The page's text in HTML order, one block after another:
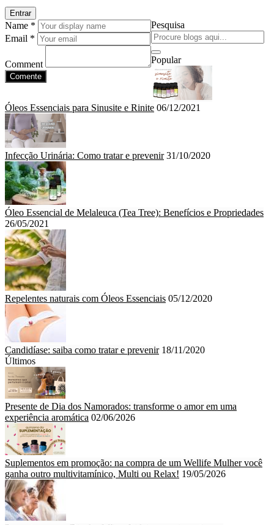
Entrar
Name *
Email *
Comment
Comente
Pesquisa
Popular
Óleos Essenciais para Sinusite e Rinite 06/12/2021
Infecção Urinária: Como tratar e prevenir 31/10/2020
Óleo Essencial de Melaleuca (Tea Tree): Benefícios e Propriedades
26/05/2021
Repelentes naturais com Óleos Essenciais 05/12/2020
Candidíase: saiba como tratar e prevenir 18/11/2020
Últimos
Presente de Dia dos Namorados: transforme o amor em uma
experiência aromática 02/06/2026
Suplementos em promoção: na compra de um Wellife Mulher você
ganha outro multivitamínico, Multi ou Relax! 19/05/2026